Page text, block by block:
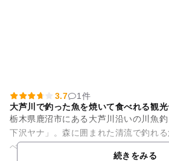
3.7
1件
大芦川で釣った魚を焼いて食べれる観
栃木県鹿沼市にある大芦川沿いの川魚
下沢ヤナ」。森に囲まれた清流で釣れ
べることもできます。 「ヤナ」の作りは清流に掛けられた橋か
続きをみる